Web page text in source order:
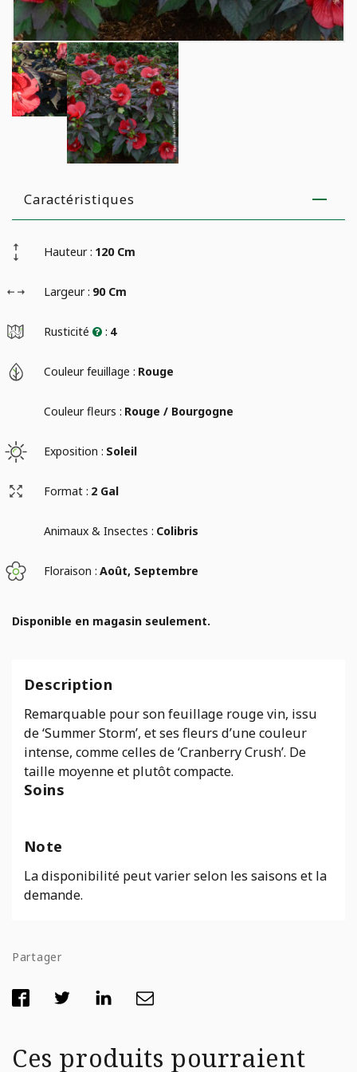
Caractéristiques
Hauteur : 120 Cm
Largeur : 90 Cm
Rusticité : 4
Couleur feuillage : Rouge
Couleur fleurs : Rouge / Bourgogne
Exposition : Soleil
Format : 2 Gal
Animaux & Insectes : Colibris
Floraison : Août, Septembre
Disponible en magasin seulement.
Description
Remarquable pour son feuillage rouge vin, issu
de ‘Summer Storm’, et ses fleurs d’une couleur
intense, comme celles de ‘Cranberry Crush’. De
taille moyenne et plutôt compacte.
Soins
Note
La disponibilité peut varier selon les saisons et la
demande.
Partager
Ces produits pourraient